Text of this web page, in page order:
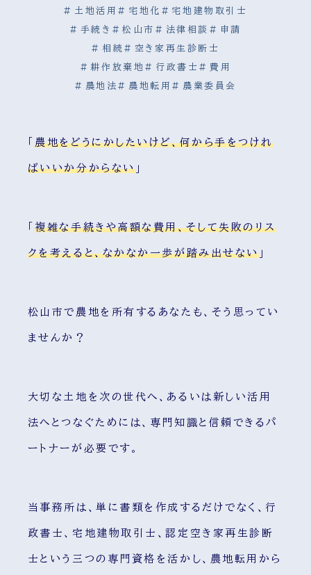
# 土地活用 # 宅地化 # 宅地建物取引士
# 手続き # 松山市 # 法律相談 # 申請
# 相続 # 空き家再生診断士
# 耕作放棄地 # 行政書士 # 費用
# 農地法 # 農地転用 # 農業委員会
「農地をどうにかしたいけど、何から手をつけれ
ばいいか分からない」
「複雑な手続きや高額な費用、そして失敗のリス
クを考えると、なかなか一歩が踏み出せない」
松山市で農地を所有するあなたも、そう思ってい
ませんか？
大切な土地を次の世代へ、あるいは新しい活用
法へとつなぐためには、専門知識と信頼できるパ
ートナーが必要です。
当事務所は、単に書類を作成するだけでなく、行
政書士、宅地建物取引士、認定空き家再生診断
士という三つの専門資格を活かし、農地転用から